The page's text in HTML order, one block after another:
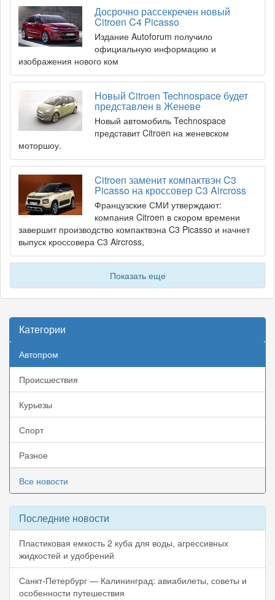
Досрочно рассекречен новый
Citroen C4 Picasso
Издание Autoforum получило
официальную информацию и
изображения нового ком
Новый Citroen Technospace будет
представлен в Женеве
Новый автомобиль Technospace
представит Citroen на женевском
моторшоу.
Citroen заменит компактвэн C3
Picasso на кроссовер C3 Aircross
Французские СМИ утверждают:
компания Citroen в скором времени
завершит производство компактвэна C3 Picasso и начнет
выпуск кроссовера С3 Aircross,
Показать еще
Категории
Автопром
Происшествия
Курьезы
Спорт
Разное
Все новости
Последние новости
Пластиковая емкость 2 куба для воды, агрессивных
жидкостей и удобрений
Санкт-Петербург — Калининград: авиабилеты, советы и
особенности путешествия